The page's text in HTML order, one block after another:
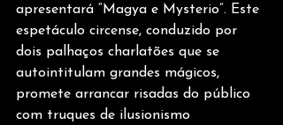
apresentará “Magya e Mysterio”. Este
espetáculo circense, conduzido por
dois palhaços charlatões que se
autointitulam grandes mágicos,
promete arrancar risadas do público
com truques de ilusionismo